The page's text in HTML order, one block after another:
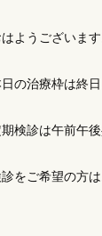
ようございます
の治療枠は終
期検診は午前午
をご希望の方